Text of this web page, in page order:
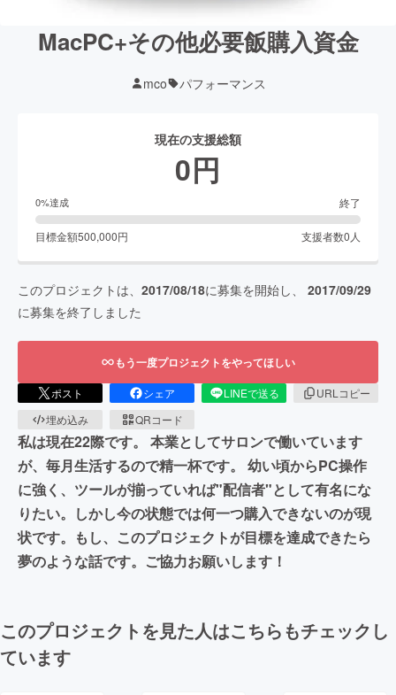
MacPC+その他必要飯購入資金
mco パフォーマンス
現在の支援総額
0円
0%達成 終了
目標金額500,000円 支援者数0 人
このプロジェクトは、 2017/08/18に募集を開始し、 2017/09/29
に募集を終了しました
もう一度プロジェクトをやってほしい
ポスト シェア LINEで送る
URLコピー
埋め込み
QRコード
私は現在22際です。 本業としてサロンで働いています
が、毎月生活するので精一杯です。 幼い頃からPC操作
に強く、ツールが揃っていれば"配信者"として有名にな
りたい。しかし今の状態では何一つ購入できないのが現
状です。もし、このプロジェクトが目標を達成できたら
夢のような話です。ご協力お願いします！
このプロジェクトを見た人はこちらもチェックし
ています